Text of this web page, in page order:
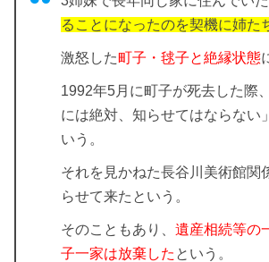
ることになったのを契機に姉た
激怒した町子・毬子と絶縁状態
1992年5月に町子が死去した際、
には絶対、知らせてはならない
いう。
それを見かねた長谷川美術館関
らせて来たという。
そのこともあり、 遺産相続等の
子一家は放棄した という。